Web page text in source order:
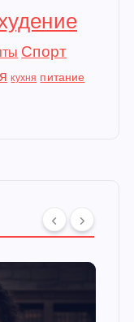
Спорт
кухня питание